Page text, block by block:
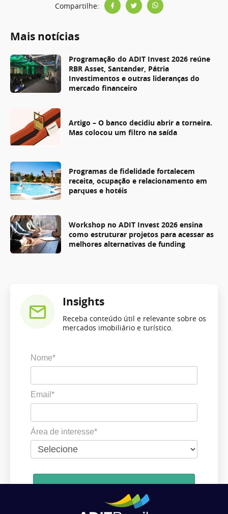
Compartilhe:
Mais notícias
Programação do ADIT Invest 2026 reúne
RBR Asset, Santander, Pátria
Investimentos e outras lideranças do
mercado financeiro
Artigo – O banco decidiu abrir a torneira.
Mas colocou um filtro na saída
Programas de fidelidade fortalecem
receita, ocupação e relacionamento em
parques e hotéis
Workshop no ADIT Invest 2026 ensina
como estruturar projetos para acessar as
melhores alternativas de funding
Insights
Receba conteúdo útil e relevante sobre os
mercados imobiliário e turístico.
Nome*
Email*
Área de interesse*